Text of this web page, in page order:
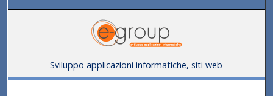
Sviluppo applicazioni informatiche, siti web